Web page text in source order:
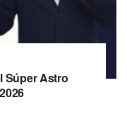
Súper Astro